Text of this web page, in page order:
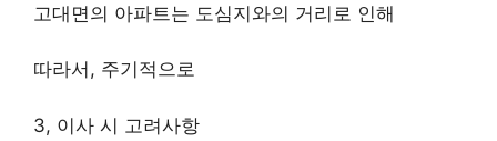
고대면의 아파트는 도심지와의 거리로 인해
따라서, 주기적으로
3, 이사 시 고려사항